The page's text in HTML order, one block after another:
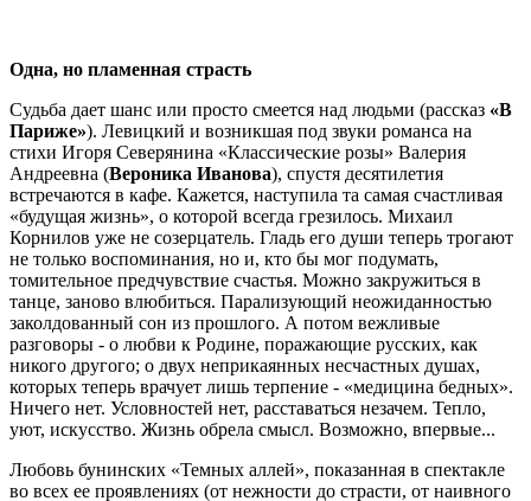
Одна, но пламенная страсть
Судьба дает шанс или просто смеется над людьми (рассказ «В
Париже»). Левицкий и возникшая под звуки романса на
стихи Игоря Северянина «Классические розы» Валерия
Андреевна (Вероника Иванова), спустя десятилетия
встречаются в кафе. Кажется, наступила та самая счастливая
«будущая жизнь», о которой всегда грезилось. Михаил
Корнилов уже не созерцатель. Гладь его души теперь трогают
не только воспоминания, но и, кто бы мог подумать,
томительное предчувствие счастья. Можно закружиться в
танце, заново влюбиться. Парализующий неожиданностью
заколдованный сон из прошлого. А потом вежливые
разговоры - о любви к Родине, поражающие русских, как
никого другого; о двух неприкаянных несчастных душах,
которых теперь врачует лишь терпение - «медицина бедных».
Ничего нет. Условностей нет, расставаться незачем. Тепло,
уют, искусство. Жизнь обрела смысл. Возможно, впервые...
Любовь бунинских «Темных аллей», показанная в спектакле
во всех ее проявлениях (от нежности до страсти, от наивного